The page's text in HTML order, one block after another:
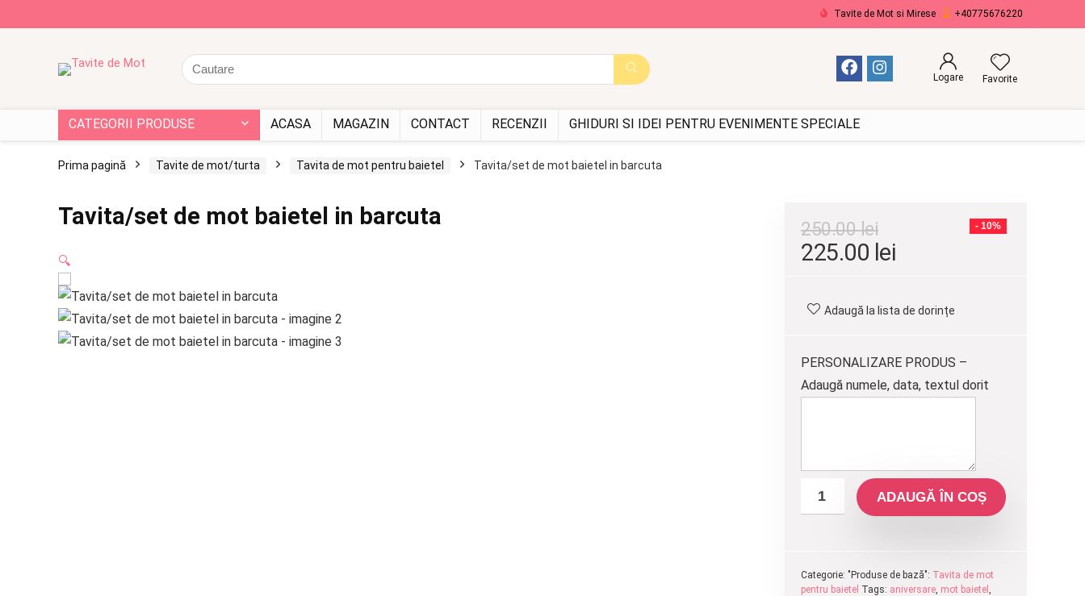
Tavite de Mot si Mirese +40775676220
Logare Favorite
CATEGORII PRODUSE ACASA MAGAZIN CONTACT RECENZII GHIDURI SI IDEI PENTRU EVENIMENTE SPECIALE
Prima pagină Tavite de mot/turta Tavita de mot pentru baietel Tavita/set de mot baietel in barcuta
Tavita/set de mot baietel in barcuta
🔍
- 10%
250.00lei
Prețul
a
fost:
225.00 lei
225.00 lei.
Adaugă la lista de dorințe
PERSONALIZARE PRODUS –
Adaugă numele, data, textul dorit
ADAUGĂ ÎN COȘ
Categorie: "Produse de bază": Tavita de mot
pentru baietel Tags: aniversare, mot baietel ,